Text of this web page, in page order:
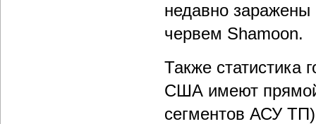
недавно заражены
червем Shamoon.
Также статистика
США имеют прямой
сегментов АСУ